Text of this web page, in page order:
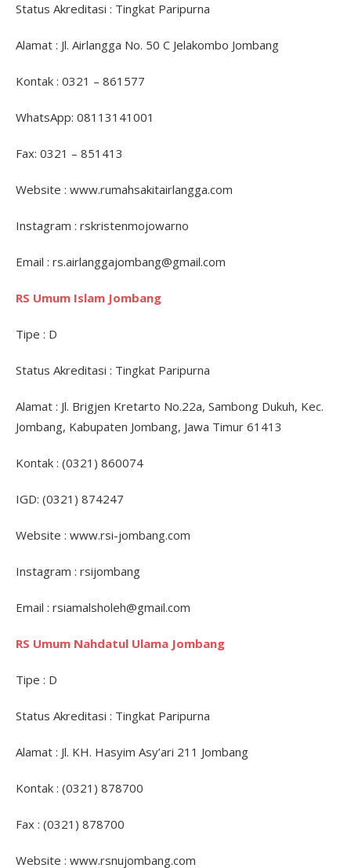
Status Akreditasi : Tingkat Paripurna
Alamat : Jl. Airlangga No. 50 C Jelakombo Jombang
Kontak : 0321 – 861577
WhatsApp: 08113141001
Fax: 0321 – 851413
Website : www.rumahsakitairlangga.com
Instagram : rskristenmojowarno
Email : rs.airlanggajombang@gmail.com
RS Umum Islam Jombang
Tipe : D
Status Akreditasi : Tingkat Paripurna
Alamat : Jl. Brigjen Kretarto No.22a, Sambong Dukuh, Kec.
Jombang, Kabupaten Jombang, Jawa Timur 61413
Kontak : (0321) 860074
IGD: (0321) 874247
Website : www.rsi-jombang.com
Instagram : rsijombang
Email : rsiamalsholeh@gmail.com
RS Umum Nahdatul Ulama Jombang
Tipe : D
Status Akreditasi : Tingkat Paripurna
Alamat : Jl. KH. Hasyim Asy’ari 211 Jombang
Kontak : (0321) 878700
Fax : (0321) 878700
Website : www.rsnujombang.com